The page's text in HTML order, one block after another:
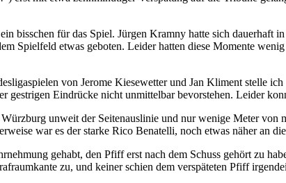
bisschen für das Spiel. Jürgen Kramny hatte sich dauerhaft
Spielfeld etwas geboten. Leider hatten diese Momente
von Jerome Kiesewetter und Jan Kliment stelle
gestrigen Eindrücke nicht unmittelbar bevorstehen. Leider
unweit der Seitenauslinie und nur wenige Meter
war es der starke Rico Benatelli, noch etwas näher an
gehabt, den Pfiff erst nach dem Schuss gehört zu
zu, und keiner schien dem verspäteten Pfiff